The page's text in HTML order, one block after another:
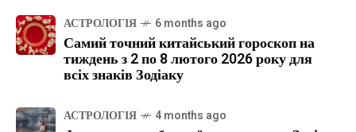
АСТРОЛОГІЯ 6 months ago
Самий точний китайський гороскоп на
тиждень з 2 по 8 лютого 2026 року для
всіх знаків Зодіаку
АСТРОЛОГІЯ 4 months ago